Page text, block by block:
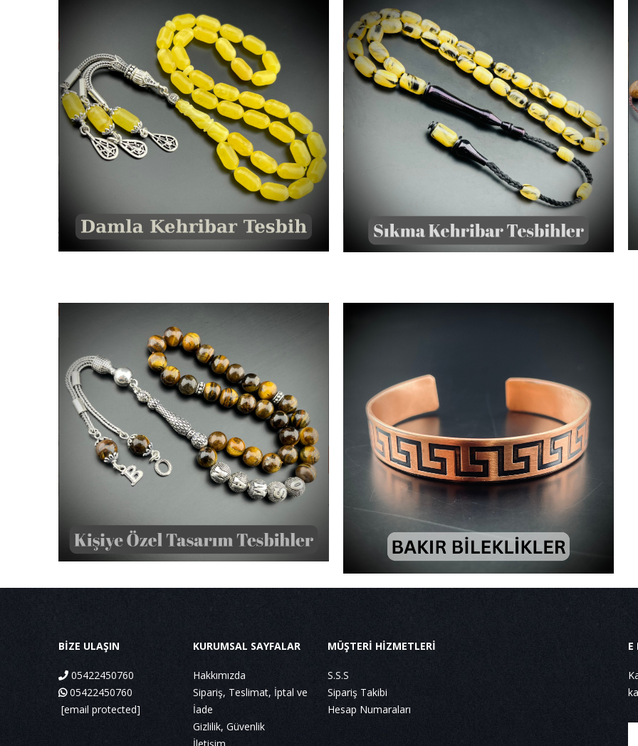
BİZE ULAŞIN
05422450760
05422450760
[email protected]
KURUMSAL SAYFALAR
Hakkımızda
Sipariş, Teslimat, İptal ve
İade
Gizlilik, Güvenlik
MÜŞTERİ HİZMETLERİ
S.S.S
Sipariş Takibi
Hesap Numaraları
E